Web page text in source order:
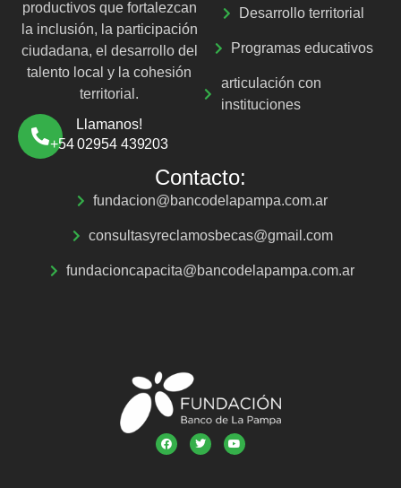
productivos que fortalezcan
la inclusión, la participación
ciudadana, el desarrollo del
talento local y la cohesión
territorial.
Llamanos!
+54 02954 439203
Desarrollo territorial
Programas educativos
articulación con
instituciones
Contacto:
fundacion@bancodelapampa.com.ar
consultasyreclamosbecas@gmail.com
fundacioncapacita@bancodelapampa.com.ar